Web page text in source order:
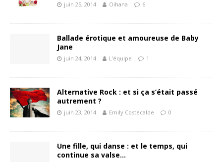
juin 25, 2014 Oihana 6
Ballade érotique et amoureuse de Baby
Jane
juin 24, 2014 L'équipe 1
Alternative Rock : et si ça s’était passé
autrement ?
juin 23, 2014 Emily Costecalde 0
Une fille, qui danse : et le temps, qui
continue sa valse…